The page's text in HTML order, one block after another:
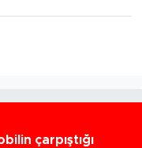
çarpıştığı